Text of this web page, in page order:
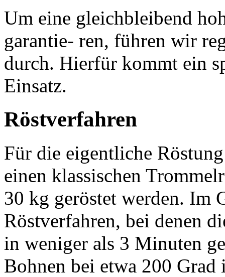
Um eine gleichbleibend
garantie- ren, führen wir
durch. Hierfür kommt ein
Einsatz.
Röstverfahren
Für die eigentliche
einen klassischen
30 kg geröstet werden. Im
Röstverfahren, bei denen
in weniger als 3 Minuten
Bohnen bei etwa 200